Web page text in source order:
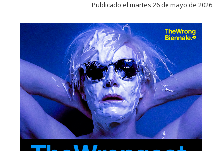
Publicado el martes 26 de mayo de 2026